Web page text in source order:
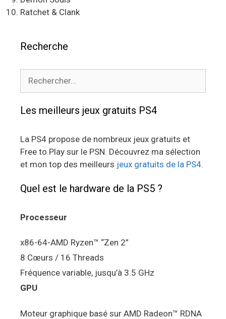
Ratchet & Clank
Recherche
Les meilleurs jeux gratuits PS4
La PS4 propose de nombreux jeux gratuits et
Free to Play sur le PSN. Découvrez ma sélection
et mon top des meilleurs jeux gratuits de la PS4.
Quel est le hardware de la PS5 ?
Processeur
x86-64-AMD Ryzen™ “Zen 2”
8 Cœurs / 16 Threads
Fréquence variable, jusqu’à 3.5 GHz
GPU
Moteur graphique basé sur AMD Radeon™ RDNA